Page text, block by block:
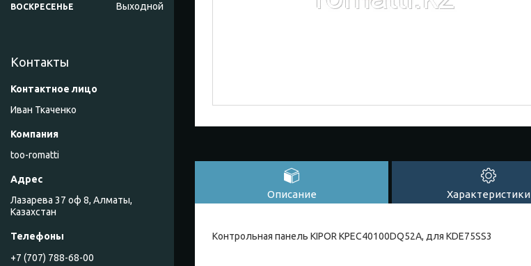
Описание Характеристики
Контрольная панель KIPOR KPEC40100DQ52A, для KDE75SS3
ВОСКРЕСЕНЬЕ Выходной
Контакты
Иван Ткаченко
too-romatti
Лазарева 37 оф 8, Алматы,
Казахстан
+7 (707) 788-68-00